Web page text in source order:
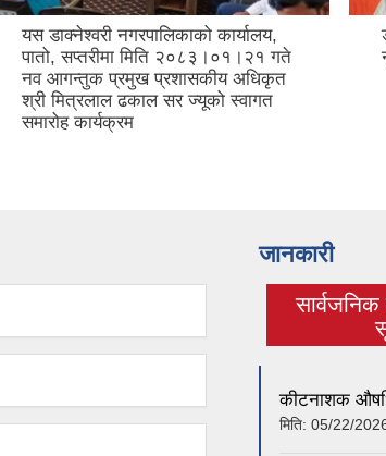
यस डाक्नेश्वरी नगरपालिकाको कार्यालय,
पातो, सप्तरीमा मिति २०८३।०१।२१ गते
नव आगन्तुक प्रमुख प्रशासकीय अधिकृत
श्री मित्रलाल ढकाल सर ज्यूको स्वागत
समारोह कार्यक्रम
जानकारी
कीटनाशक
मिति: 05/22/